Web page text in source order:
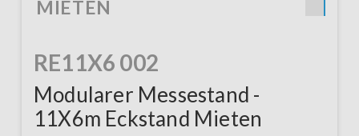
MIETEN
RE11X6 002
Modularer Messestand -
11X6m Eckstand Mieten